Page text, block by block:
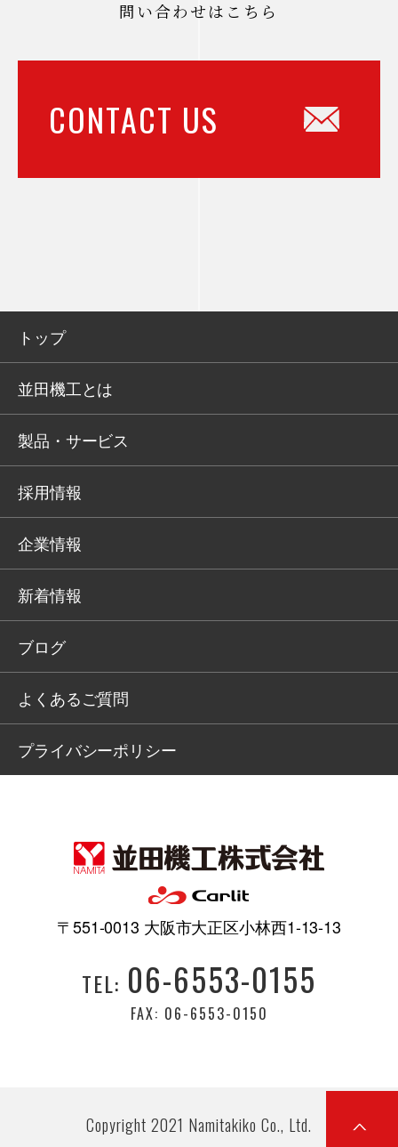
問い合わせはこちら
CONTACT US
トップ
並田機工とは
製品・サービス
採用情報
企業情報
新着情報
ブログ
よくあるご質問
プライバシーポリシー
〒551-0013 大阪市大正区小林西1-13-13
TEL: 06-6553-0155
FAX: 06-6553-0150
Copyright 2021 Namitakiko Co., Ltd.